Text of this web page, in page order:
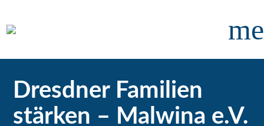
Dresdner Familien
stärken – Malwina e.V.